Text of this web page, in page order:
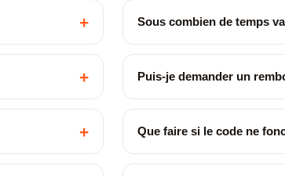
+ Sous combien de temps
+ Puis-je demander un
+ Que faire si le code ne